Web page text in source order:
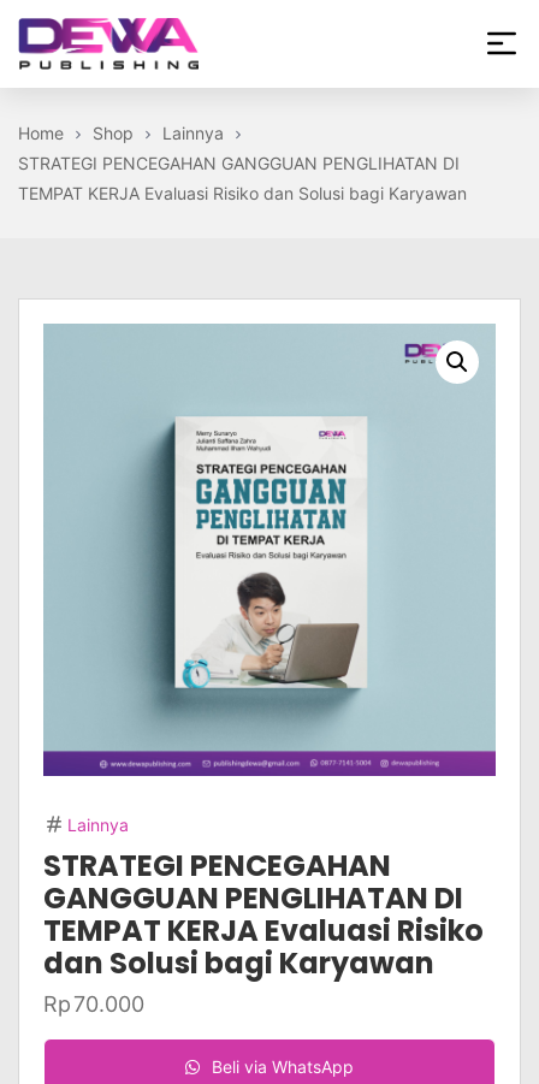
Skip
theDewa
Home
Shop
Lainnya
STRATEGI PENCEGAHAN GANGGUAN PENGLIHATAN DI
TEMPAT KERJA Evaluasi Risiko dan Solusi bagi Karyawan
Lainnya
STRATEGI PENCEGAHAN
GANGGUAN PENGLIHATAN DI
TEMPAT KERJA Evaluasi Risiko
dan Solusi bagi Karyawan
Rp70.000
Beli via WhatsApp